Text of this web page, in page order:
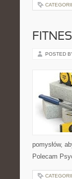
POSTED
pomysłów,
Polecam